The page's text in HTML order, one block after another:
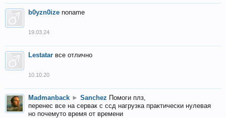
b0yzn0ize noname
19.03.24
Lestatar все отлично
10.10.20
Madmanback ► Sanchez Помоги плз,
перенес все на сервак с ссд нагрузка практически нулевая
но почемуто время от времени